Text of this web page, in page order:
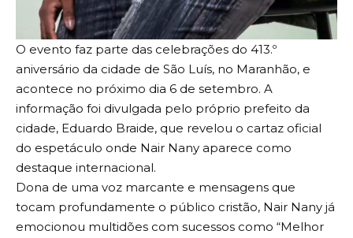
O evento faz parte das celebrações do 413.º
aniversário da cidade de São Luís, no Maranhão, e
acontece no próximo dia 6 de setembro. A
informação foi divulgada pelo próprio prefeito da
cidade, Eduardo Braide, que revelou o cartaz oficial
do espetáculo onde Nair Nany aparece como
destaque internacional.
Dona de uma voz marcante e mensagens que
tocam profundamente o público cristão, Nair Nany já
emocionou multidões com sucessos como “Melhor